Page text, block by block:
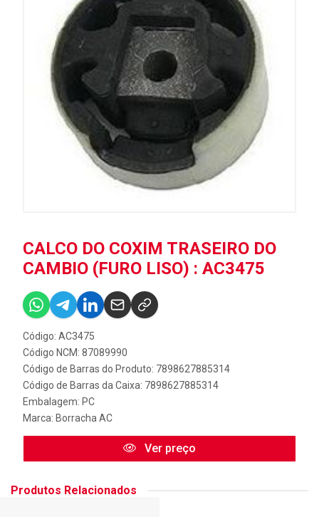
CALCO DO COXIM TRASEIRO DO
CAMBIO (FURO LISO) : AC3475
Código: AC3475
Código NCM: 87089990
Código de Barras do Produto: 7898627885314
Código de Barras da Caixa: 7898627885314
Embalagem: PC
Marca: Borracha AC
Ver preço
Produtos Relacionados